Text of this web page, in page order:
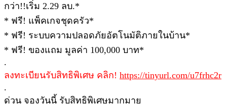
กว่า!!เริ่ม 2.29 ลบ.*
* ฟรี! แพ็คเกจชุดครัว*
* ฟรี! ระบบความปลอดภัยอัตโนมัติภายในบ้าน*
* ฟรี! ของแถม มูลค่า 100,000 บาท*
.
ลงทะเบียนรับสิทธิพิเศษ คลิก! https://tinyurl.com/u7frhc2r
.
ด่วน จองวันนี้ รับสิทธิพิเศษมากมาย